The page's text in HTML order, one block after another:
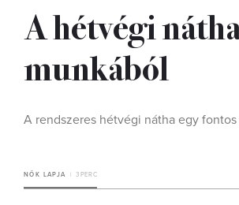
A hétvégi
munkából
A rendszeres hétvégi nátha egy
NŐK LAPJA 3 PERC